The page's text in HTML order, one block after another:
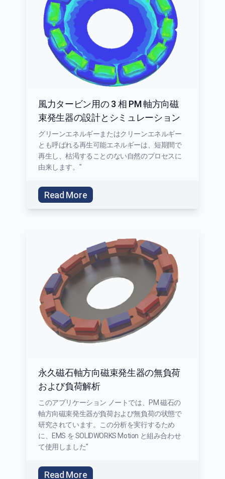
風力タービン用の 3 相 PM 軸方向磁
束発生器の設計とシミュレーション
グリーンエネルギーまたはクリーンエネルギー
とも呼ばれる再生可能エネルギーは、短期間で
再生し、枯渇することのない自然のプロセスに
由来します。"
Read More
永久磁石軸方向磁束発生器の無負荷
および負荷解析
このアプリケーション ノートでは、PM 磁石の
軸方向磁束発生器が負荷および無負荷の状態で
研究されています。この分析を実行するため
に、EMS を SOLIDWORKS Motion と組み合わせ
て使用しました"
Read More